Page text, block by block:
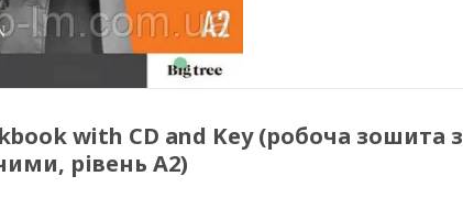
with CD and Key (робоча зошита з
рівень A2)